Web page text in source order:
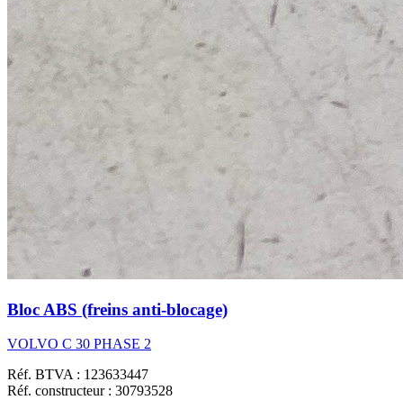
Bloc ABS (freins anti-blocage)
VOLVO C 30 PHASE 2
Réf. BTVA : 123633447
Réf. constructeur : 30793528